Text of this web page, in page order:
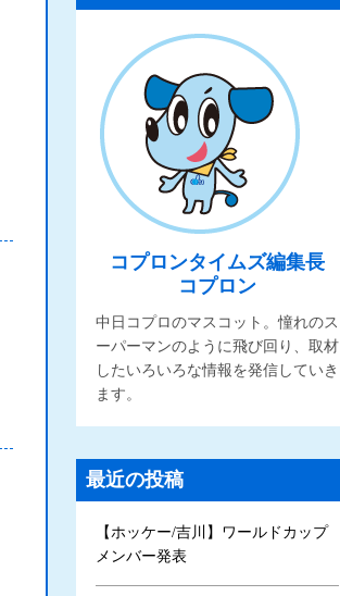
コプロンタイムズ編集長
コプロン
中日コプロのマスコット。憧れのス
ーパーマンのように飛び回り、取材
したいろいろな情報を発信していき
ます。
最近の投稿
【ホッケー/吉川】ワールドカップ
メンバー発表